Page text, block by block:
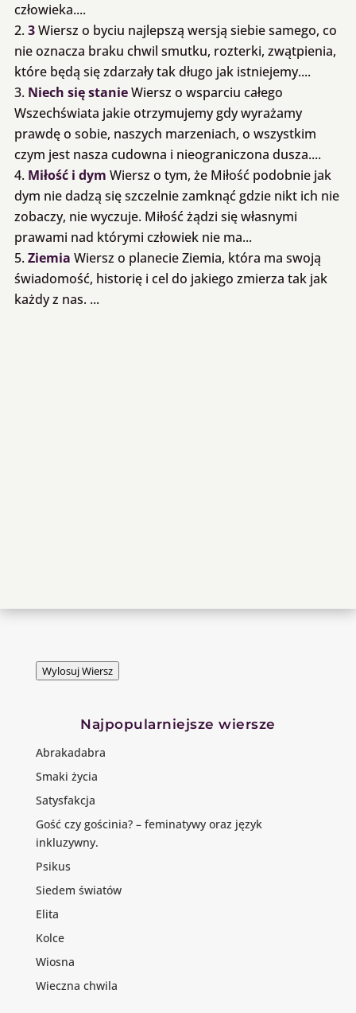
człowieka....
3Wiersz o byciu najlepszą wersją siebie samego, co
nie oznacza braku chwil smutku, rozterki, zwątpienia,
które będą się zdarzały tak długo jak istniejemy....
Niech się stanieWiersz o wsparciu całego
Wszechświata jakie otrzymujemy gdy wyrażamy
prawdę o sobie, naszych marzeniach, o wszystkim
czym jest nasza cudowna i nieograniczona dusza....
Miłość i dym Wiersz o tym, że Miłość podobnie jak
dym nie dadzą się szczelnie zamknąć gdzie nikt ich nie
zobaczy, nie wyczuje. Miłość żądzi się własnymi
prawami nad którymi człowiek nie ma...
Ziemia Wiersz o planecie Ziemia, która ma swoją
świadomość, historię i cel do jakiego zmierza tak jak
każdy z nas. ...
Wylosuj Wiersz
Najpopularniejsze wiersze
Abrakadabra
Smaki życia
Satysfakcja
Gość czy gościnia? – feminatywy oraz język
inkluzywny.
Psikus
Siedem światów
Elita
Kolce
Wiosna
Wieczna chwila